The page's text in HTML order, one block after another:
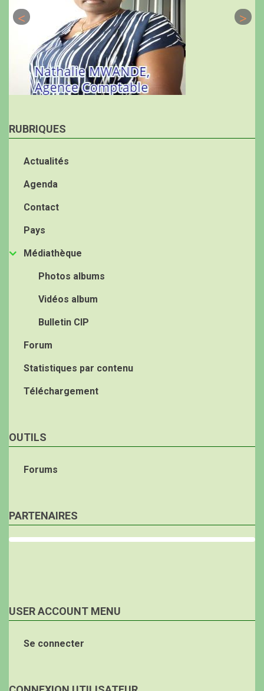
RUBRIQUES
Actualités
Agenda
Contact
Pays
Médiathèque
Photos albums
Vidéos album
Bulletin CIP
Forum
Statistiques par contenu
Téléchargement
OUTILS
Forums
PARTENAIRES
USER ACCOUNT MENU
Se connecter